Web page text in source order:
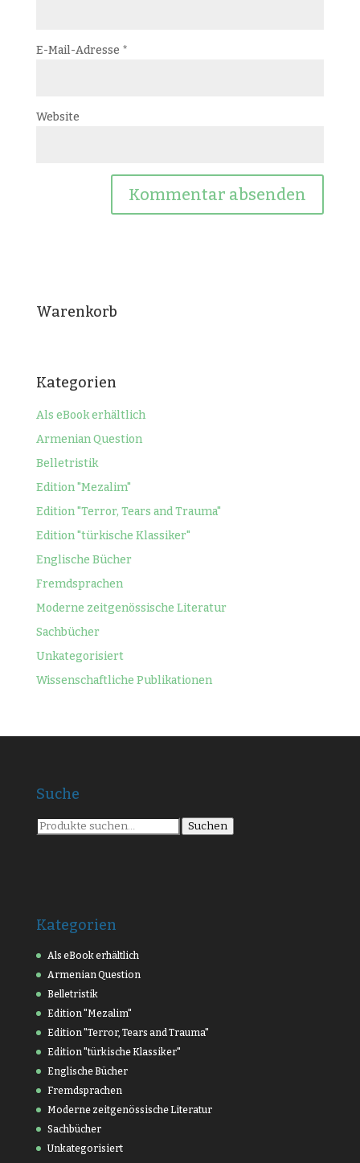
E-Mail-Adresse *
Website
Warenkorb
Kategorien
Als eBook erhältlich
Armenian Question
Belletristik
Edition "Mezalim"
Edition "Terror, Tears and Trauma"
Edition "türkische Klassiker"
Englische Bücher
Fremdsprachen
Moderne zeitgenössische Literatur
Sachbücher
Unkategorisiert
Wissenschaftliche Publikationen
Suche
Suche
nach:
Suchen
Kategorien
Als eBook erhältlich
Armenian Question
Belletristik
Edition "Mezalim"
Edition "Terror, Tears and Trauma"
Edition "türkische Klassiker"
Englische Bücher
Fremdsprachen
Moderne zeitgenössische Literatur
Sachbücher
Unkategorisiert